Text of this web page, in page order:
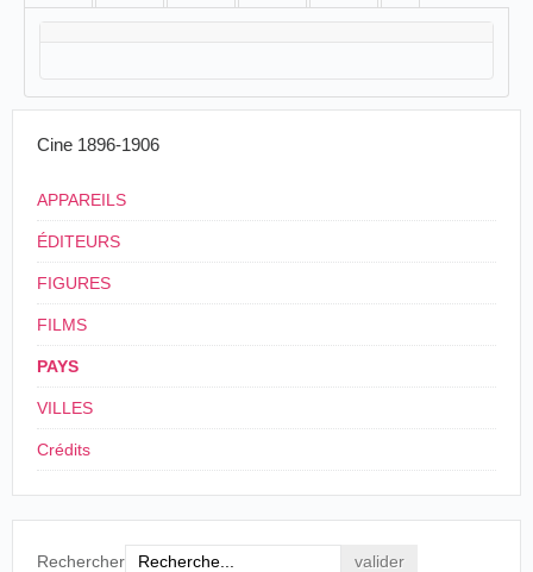
Cine 1896-1906
APPAREILS
ÉDITEURS
FIGURES
FILMS
PAYS
VILLES
Crédits
Rechercher